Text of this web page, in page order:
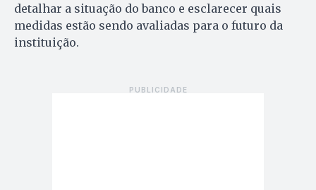
detalhar a situação do banco e esclarecer quais
medidas estão sendo avaliadas para o futuro da
instituição.